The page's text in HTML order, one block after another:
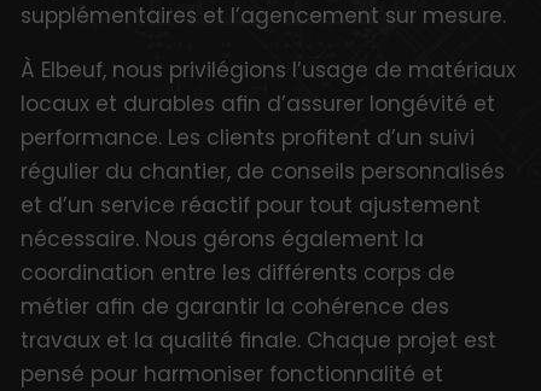
supplémentaires et l’agencement sur mesure.
À Elbeuf, nous privilégions l’usage de matériaux
locaux et durables afin d’assurer longévité et
performance. Les clients profitent d’un suivi
régulier du chantier, de conseils personnalisés
et d’un service réactif pour tout ajustement
nécessaire. Nous gérons également la
coordination entre les différents corps de
métier afin de garantir la cohérence des
travaux et la qualité finale. Chaque projet est
pensé pour harmoniser fonctionnalité et